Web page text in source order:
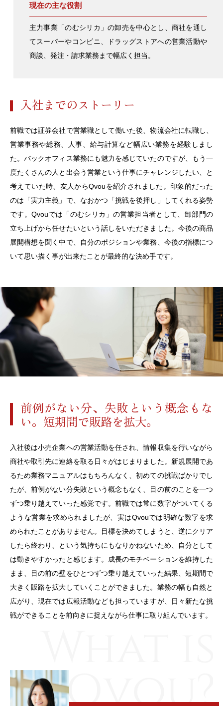
現在の主な役割
主力事業「のむシリカ」の卸売を中心とし、商社を通し
てスーパーやコンビニ、ドラッグストアへの営業活動や
商談、発注・請求業務まで幅広く担当。
入社までのストーリー
前職では証券会社で営業職として働いた後、物流会社に転職し、
営業事務や総務、人事、給与計算など幅広い業務を経験しまし
た。バックオフィス業務にも魅力を感じていたのですが、もう一
度たくさんの人と出会う営業という仕事にチャレンジしたい、と
考えていた時、友人からQvouを紹介されました。印象的だった
のは「実力主義」で、なおかつ「挑戦を後押し」してくれる姿勢
です。Qvouでは「のむシリカ」の営業担当者として、卸部門の
立ち上げから任せたいという話しをいただきました。今後の商品
展開構想を聞く中で、自分のポジションや業務、今後の指標につ
いて思い描く事が出来たことが最終的な決め手です。
前例がない分、失敗という概念もな
い。短期間で販路を拡大。
入社後は小売企業への営業活動を任され、情報収集を行いながら
商社や取引先に連絡を取る日々がはじまりました。新規展開であ
るため業務マニュアルはもちろんなく、初めての挑戦ばかりでし
たが、前例がない分失敗という概念もなく、目の前のことを一つ
ずつ乗り越えていった感覚です。前職では常に数字がついてくる
ような営業を求められましたが、実はQvouでは明確な数字を求
められたことがありません。目標を決めてしまうと、逆にクリア
したら終わり、という気持ちにもなりかねないため、自分として
は動きやすかったと感じます。成長のモチベーションを維持した
まま、目の前の壁をひとつずつ乗り越えていった結果、短期間で
大きく販路を拡大していくことができました。業務の幅も自然と
広がり、現在では広報活動なども担っていますが、日々新たな挑
戦ができることを前向きに捉えながら仕事に取り組んでいます。